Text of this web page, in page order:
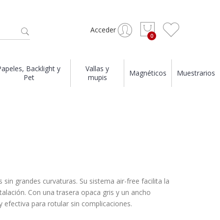
Acceder
Backlight y
Pet
Vallas y
mupis
Magnéticos Muestrarios
grandes curvaturas. Su sistema air-free facilita la
Con una trasera opaca gris y un ancho
para rotular sin complicaciones.